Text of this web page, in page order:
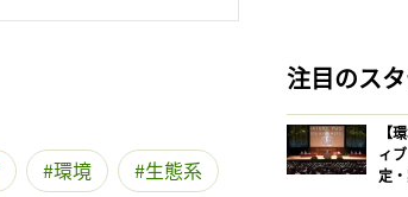
環境
生態系
注目のス
【
ィ
定